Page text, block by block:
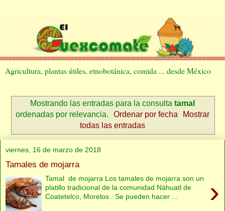
Agricultura, plantas útiles, etnobotánica, comida ... desde México
Mostrando las entradas para la consulta tamal
ordenadas por relevancia.
Ordenar por fecha
Mostrar
todas las entradas
viernes, 16 de marzo de 2018
Tamales de mojarra
›
Tamal de mojarra Los tamales de mojarra son un
platillo tradicional de la comunidad Náhuatl de
Coatetelco, Morelos . Se pueden hacer ...